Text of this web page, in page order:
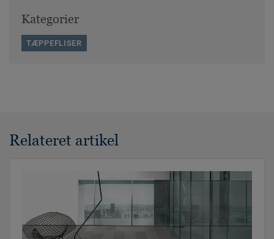
Kategorier
TÆPPEFLISER
Relateret artikel